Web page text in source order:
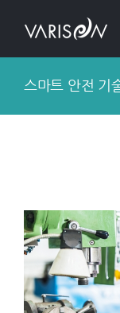
스마트 안전 기